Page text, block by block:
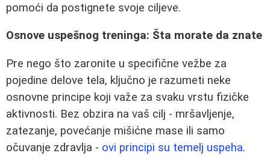
pomoći da postignete svoje ciljeve.
Osnove uspešnog treninga: Šta morate da znate
Pre nego što zaronite u specifične vežbe za
pojedine delove tela, ključno je razumeti neke
osnovne principe koji važe za svaku vrstu fizičke
aktivnosti. Bez obzira na vaš cilj - mršavljenje,
zatezanje, povećanje mišićne mase ili samo
očuvanje zdravlja - ovi principi su temelj uspeha.